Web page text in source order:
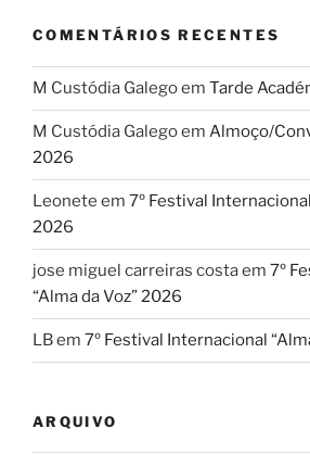
COMENTÁRIOS RECENTES
M Custódia Galegoem Tarde
M Custódia Galegoem Almoço/
2026
Leonete em 7º Festival
2026
jose miguel carreiras costaem 7º
“Alma da Voz” 2026
LBem 7º Festival Internacional
ARQUIVO